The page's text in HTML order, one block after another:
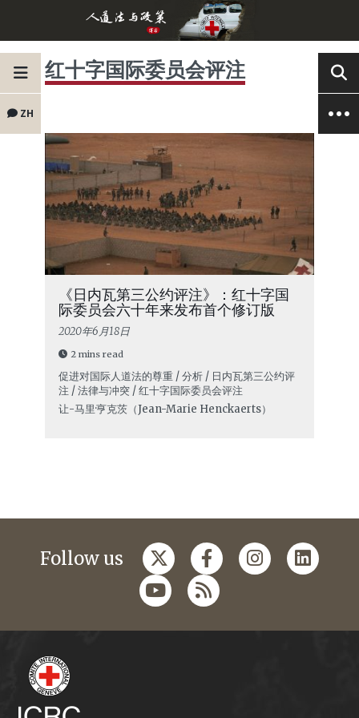
ZH
红十字国际委员会评注
《日内瓦第三公约评注》：红十字国
际委员会六十年来发布首个修订版
2020年6月18日
2 mins read
促进对国际人道法的尊重 / 分析 / 日内瓦第三公约评
注 / 法律与冲突 / 红十字国际委员会评注
让-马里·亨克茨（Jean-Marie Henckaerts）
Follow us